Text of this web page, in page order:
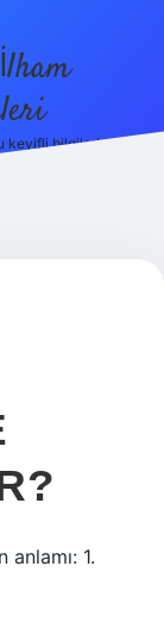
keyifli bilgiler!
1.